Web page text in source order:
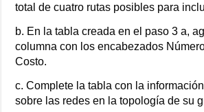
total de cuatro rutas posibles para
b. En la tabla creada en el paso 3 a,
columna con los encabezados
Costo.
c. Complete la tabla con la
sobre las redes en la topología de su